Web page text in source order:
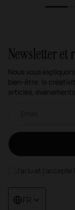
Newsletter et
Nous vous
bien-être, la
articles,
J'ai lu et j'accepte
FR